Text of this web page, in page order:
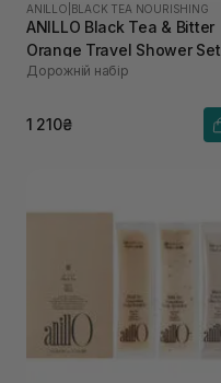
ANILLO BLACK TEA NOURISHING
ANILLO Black Tea & Bitter
Orange Travel Shower Set
Дорожній набір
1 210₴